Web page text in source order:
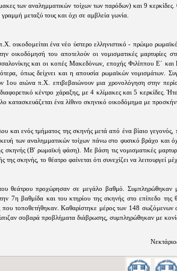
των αναλημματικών τοίχων των παρόδων) και 9 κερκίδες.
μεταξύ τους και όχι σε αμβλεία γωνία.
οικοδομείται ένα νέο ύστερο ελληνιστικό - πρώιμο
οικοδόμησή του αποτελούν οι νομισματικές μαρτυρίες
και οι κοπές Μακεδόνων, εποχής Φιλίππου Ε΄
όπως δείχνει και η απουσία ρωμαϊκών νομισμάτων.
1ου αιώνα π.Χ. επιβεβαιώνουν μια χρονολόγηση στην
κέντρο χάραξης, με 4 κλίμακες και 5 κερκίδες.
κατασκευάζεται ένα λίθινο σκηνικό οικοδόμημα με
και ενός τμήματος της σκηνής μετά από ένα βίαιο γεγονός,
των αναλημματικών τοίχων πάνω στο φυσικό βράχο και
σκηνής (Β' ρωμαϊκή φάση). Με βάση τις νομισματικές
σκηνής, το θέατρο φαίνεται ότι συνεχίζει να λειτουργεί
θεάτρου προχώρησαν σε μεγάλο βαθμό. Συμπληρώθηκαν
7η βαθμίδα και του κτηρίου της σκηνής στο επίπεδο της
που τοποθετήθηκαν. Καθαρίστηκε μέρος των 148 σωζόμενων
σοβαρά προβλήματα διάβρωσης, συμπληρώθηκαν με